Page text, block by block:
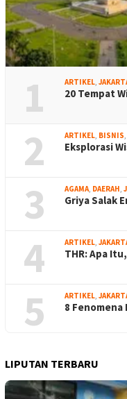
1 ARTIKEL,
20 Tempat
2 ARTIKEL, BISNIS,
Eksplorasi
3 AGAMA, DAERAH,
Griya Salak
4 ARTIKEL,
THR: Apa
5 ARTIKEL,
8
LIPUTAN TERBARU